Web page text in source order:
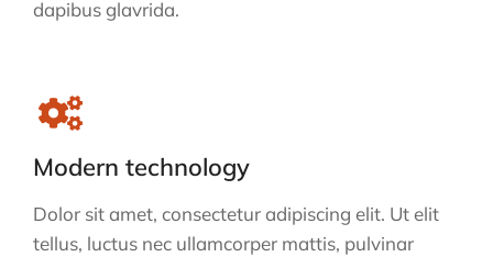
dapibus glavrida.
Modern technology
Dolor sit amet, consectetur adipiscing elit. Ut elit
tellus, luctus nec ullamcorper mattis, pulvinar